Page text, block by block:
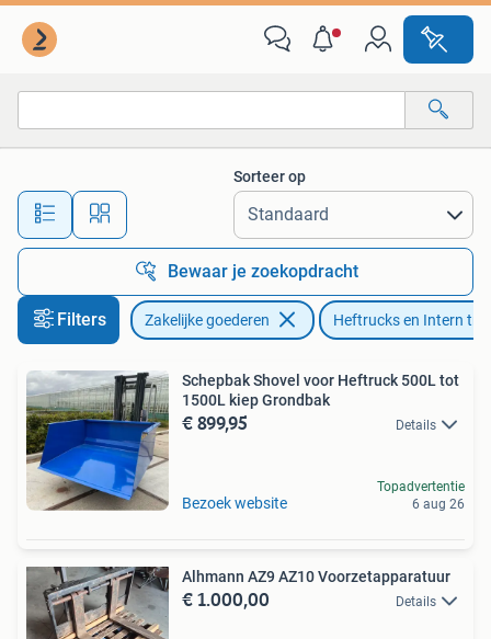
Alle afstanden…
Sorteer op
Bewaar je zoekopdracht
Filters Zakelijke goederen Heftrucks en Intern
Schepbak Shovel voor Heftruck 500L tot
1500L kiep Grondbak
€ 899,95 Details
Bezoek website
Topadvertentie
6 aug 26
Alhmann AZ9 AZ10 Voorzetapparatuur
€ 1.000,00 Details